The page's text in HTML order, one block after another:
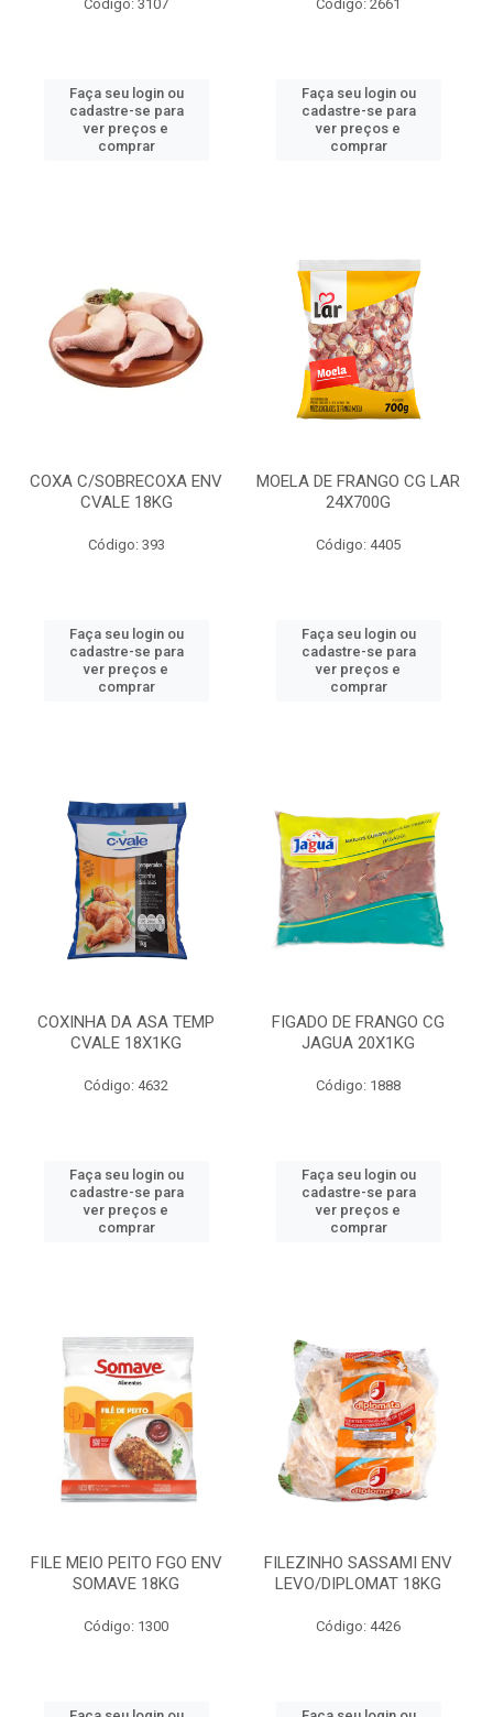
Código: 3107
Faça seu login ou
cadastre-se para
ver preços e
comprar
Código: 2661
Faça seu login ou
cadastre-se para
ver preços e
comprar
COXA C/SOBRECOXA ENV
CVALE 18KG
Código: 393
Faça seu login ou
cadastre-se para
ver preços e
comprar
MOELA DE FRANGO CG LAR
24X700G
Código: 4405
Faça seu login ou
cadastre-se para
ver preços e
comprar
COXINHA DA ASA TEMP
CVALE 18X1KG
Código: 4632
Faça seu login ou
cadastre-se para
ver preços e
comprar
FIGADO DE FRANGO CG
JAGUA 20X1KG
Código: 1888
Faça seu login ou
cadastre-se para
ver preços e
comprar
FILE MEIO PEITO FGO ENV
SOMAVE 18KG
Código: 1300
FILEZINHO SASSAMI ENV
LEVO/DIPLOMAT 18KG
Código: 4426